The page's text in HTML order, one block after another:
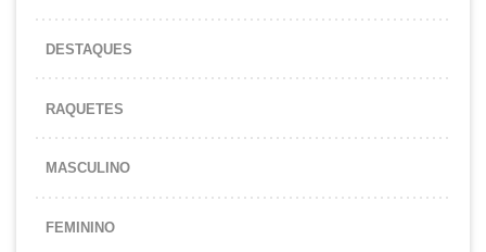
DESTAQUES
RAQUETES
MASCULINO
FEMININO